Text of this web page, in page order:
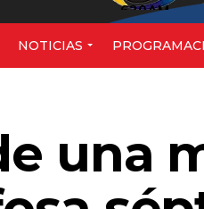
620AM
NOTICIAS
una